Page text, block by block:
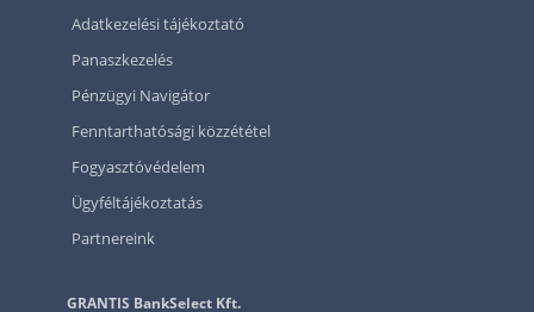
Adatkezelési tájékoztató
Panaszkezelés
Pénzügyi Navigátor
Fenntarthatósági közzététel
Fogyasztóvédelem
Ügyféltájékoztatás
Partnereink
GRANTIS BankSelect Kft.